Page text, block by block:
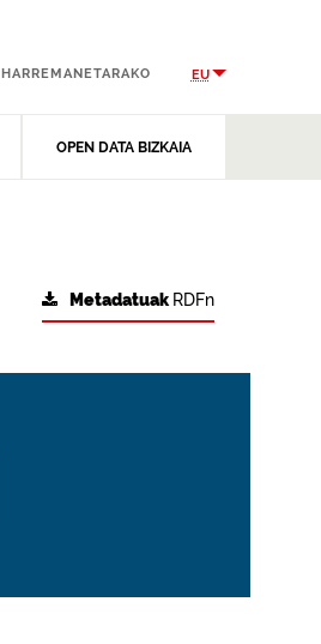
OPEN DATA BIZKAIA
HARREMANETARAKO EU
Metadatuak RDFn